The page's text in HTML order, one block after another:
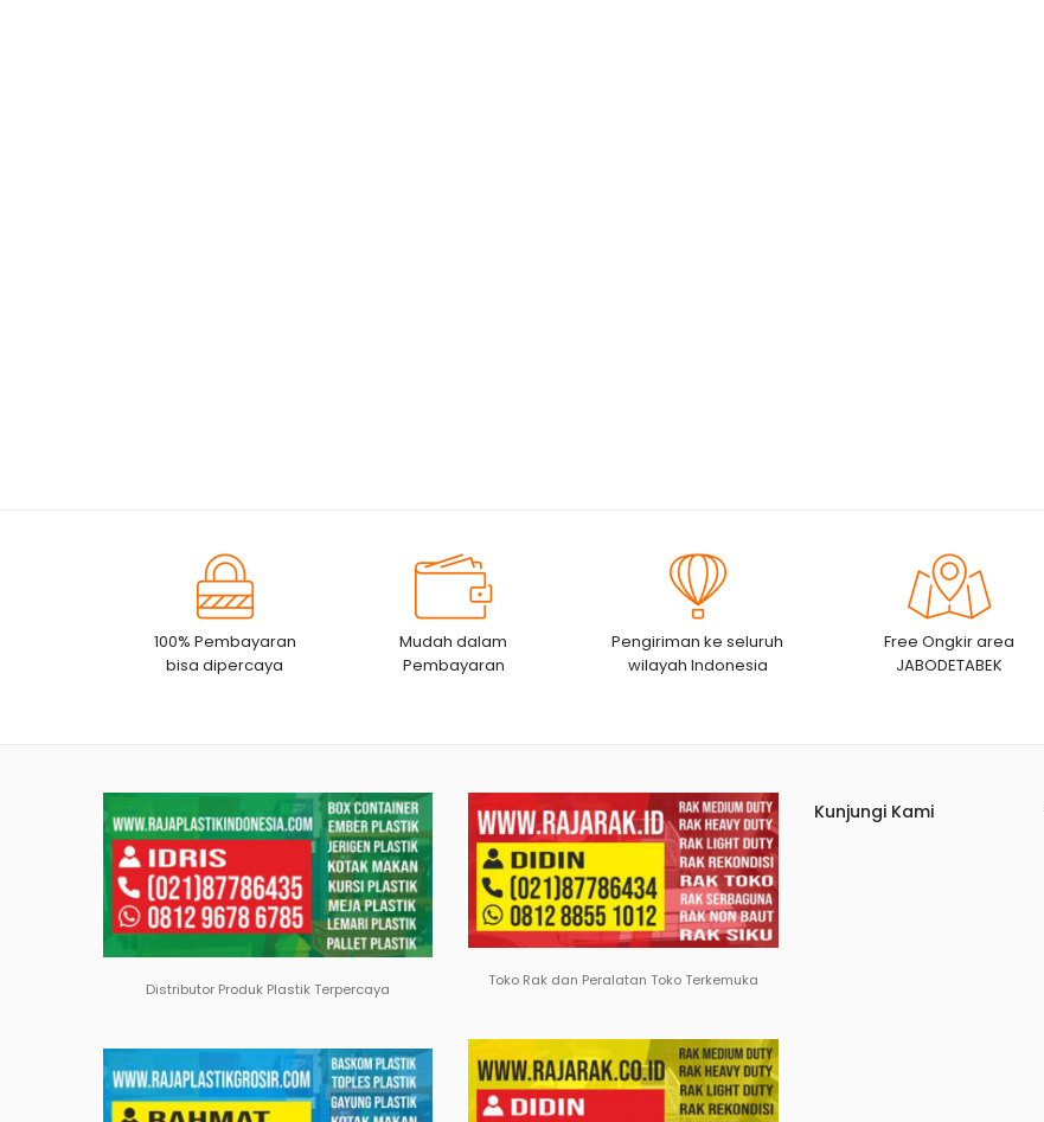
100% Pembayaran
bisa dipercaya
Mudah dalam
Pembayaran
Pengiriman ke seluruh
wilayah Indonesia
Free Ongkir area
JABODETABEK
Distributor Produk Plastik Terpercaya Toko Rak dan Peralatan Toko Terkemuka
Kunjungi Kami